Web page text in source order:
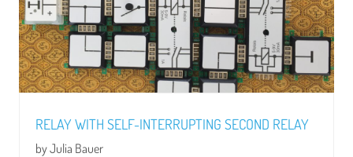
RELAY WITH SELF-INTERRUPTING SECOND RELAY
by Julia Bauer